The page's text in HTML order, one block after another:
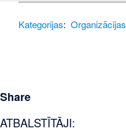
Kategorijas: Organizācijas
Share
ATBALSTĪTĀJI: